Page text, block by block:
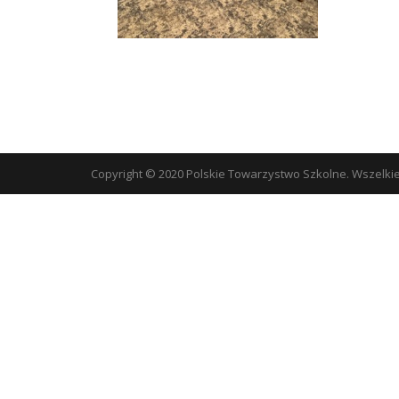
Copyright © 2020 Polskie Towarzystwo Szkolne.